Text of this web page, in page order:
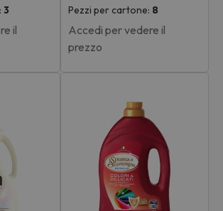
3
il
Pezzi per cartone: 8
Accedi per vedere il
prezzo